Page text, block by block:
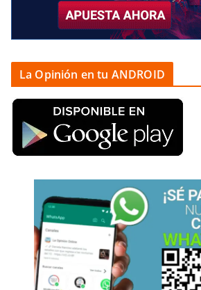
La Opinión en tu ANDROID